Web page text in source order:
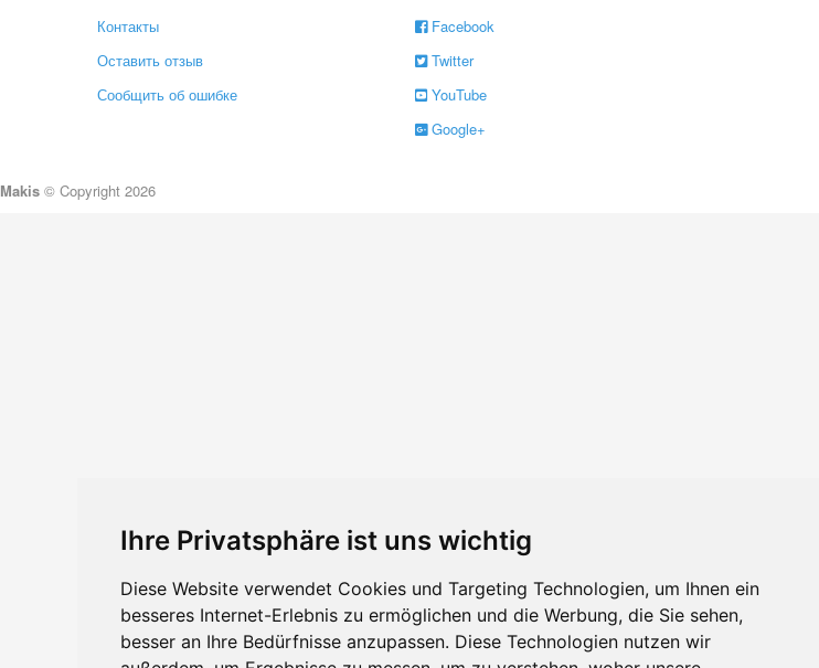
Ihre Privatsphäre ist uns wichtig
Diese Website verwendet Cookies und Targeting Technologien, um Ihnen ein
besseres Internet-Erlebnis zu ermöglichen und die Werbung, die Sie sehen,
besser an Ihre Bedürfnisse anzupassen. Diese Technologien nutzen wir
Контакты
Оставить отзыв
Сообщить об ошибке
Facebook
Twitter
YouTube
Google+
Makis© Copyright 2026